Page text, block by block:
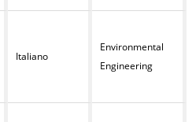
Italiano
Environmental
Engineering